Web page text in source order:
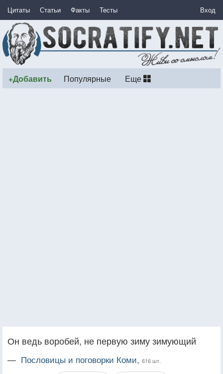
Цитаты Статьи Факты Тесты Вход
+Добавить Популярные Еще
Он ведь воробей, не первую зиму зимующий
— Пословицы и поговорки Коми, 616 шт.